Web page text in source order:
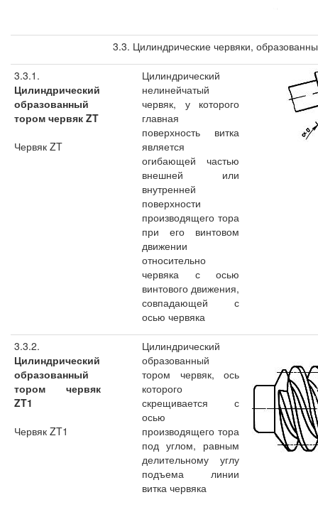
3.3. Цилиндрические червяки,
3.3.1.
Цилиндрический
образованный
тором червяк ZT
Червяк ZT
Цилиндрический
нелинейчатый
червяк, у которого
главная
поверхность витка
является
огибающей частью
внешней или
внутренней
поверхности
производящего тора
при его винтовом
движении
относительно
червяка с осью
винтового движения,
совпадающей с
осью червяка
3.3.2.
Цилиндрический
образованный
тором червяк
ZT1
Червяк ZT1
Цилиндрический
образованный
тором червяк, ось
которого
скрещивается с
осью
производящего тора
под углом, равным
делительному углу
подъема линии
витка червяка